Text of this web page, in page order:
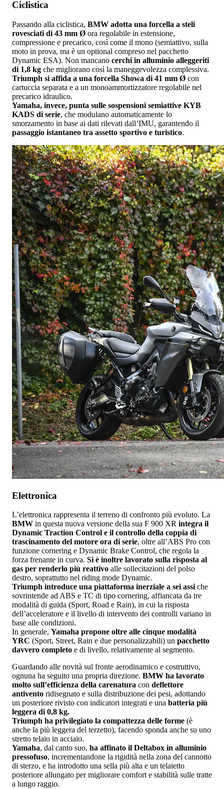
Ciclistica
Passando alla ciclistica, BMW adotta una forcella a steli
rovesciati di 43 mm Ø ora regolabile in estensione,
compressione e precarico, così come il mono (semiattivo, sulla
moto in prova, ma è un optional compreso nel pacchetto
Dynamic ESA). Non mancano cerchi in alluminio alleggeriti
di 1,8 kg che migliorano così la maneggevolezza complessiva.
Triumph si affida a una forcella Showa di 41 mm Ø con
cartuccia separata e a un monoammortizzatore regolabile nel
precarico idraulico.
Yamaha, invece, punta sulle sospensioni semiattive KYB
KADS di serie, che modulano automaticamente lo
smorzamento in base ai dati rilevati dall’IMU, garantendo il
passaggio istantaneo tra assetto sportivo e turistico.
Elettronica
L’elettronica rappresenta il terreno di confronto più evoluto. La
BMW in questa nuova versione della sua F 900 XR integra il
Dynamic Traction Control e il controllo della coppia di
trascinamento del motore ora di serie, oltre all’ABS Pro con
funzione cornering e Dynamic Brake Control, che regola la
forza frenante in curva. Si è inoltre lavorato sulla risposta al
gas per renderlo più reattivo alle sollecitazioni del polso
destro, soprattutto nel riding mode Dynamic.
Triumph introduce una piattaforma inerziale a sei assi che
sovrintende ad ABS e TC di tipo cornering, affiancata da tre
modalità di guida (Sport, Road e Rain), in cui la risposta
dell’acceleratore e il livello di intervento dei controlli variano in
base alle condizioni.
In generale, Yamaha propone oltre alle cinque modalità
YRC (Sport, Street, Rain e due personalizzabili) un pacchetto
davvero completo e di livello, relativamente al segmento.
Guardando alle novità sul fronte aerodinamico e costruttivo,
ognuna ha seguito una propria direzione. BMW ha lavorato
molto sull’efficienza della carenatura con deflettore
antivento ridisegnato e sulla distribuzione dei pesi, adottando
un posteriore rivisto con indicatori integrati e una batteria più
leggera di 0,8 kg.
Triumph ha privilegiato la compattezza delle forme (è
anche la più leggera del terzetto), facendo sponda anche su uno
stretto telaio in acciaio.
Yamaha, dal canto suo, ha affinato il Deltabox in alluminio
pressofuso, incrementandone la rigidità nella zona del cannotto
di sterzo, e ha introdotto una sella più alta e un telaietto
posteriore allungato per migliorare comfort e stabilità sulle tratte
a lungo raggio.